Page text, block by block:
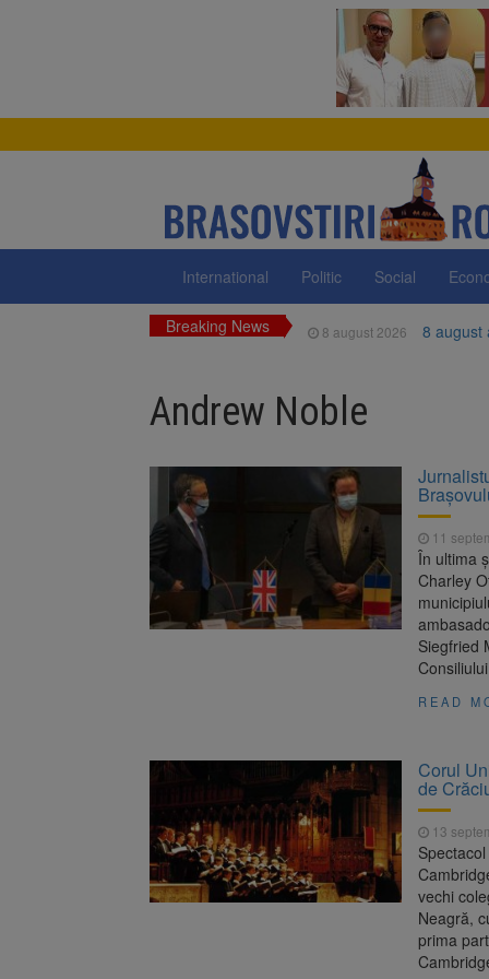
International Politic Social
Breaking News 8 august 2026 8 august
8 august 2026
7 august 2026
Trafic
medicale
8 august 2026 Se
Andrew Noble
11
În ultima
Charley
Siegfried
READ
Corul
de
13
vechi
Neagră,
prima